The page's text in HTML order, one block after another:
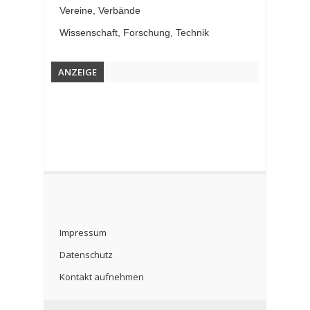
Vereine, Verbände
Wissenschaft, Forschung, Technik
ANZEIGE
Impressum
Datenschutz
Kontakt aufnehmen